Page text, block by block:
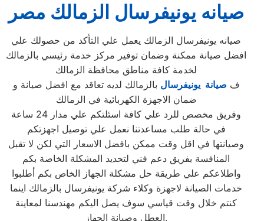
صيانه يونيفرسال الزمالك مصر
صيانه يونيفرسال الزمالك يعمل علي التأكد من حصولك علي
افضل صيانة ممكنة وضمان توفير مركز خدمة رئيسي بالزمالك
لخدمة كافة مناطق محافظة الزمالك
ف صيانة يونيفرسال بالزمالك لديه تعاقد مع افضل صيانة و
ضمان الاجهزة الكهربائية في الزمالك
وفريق مخصص للرد علي كافة اسئلتكم علي مدار 24 ساعة
في حالة طلب مساعدتنا نعمل علي توصيل اجهزتكم
وصيانتها في اقل وقت ممكن بافضل الاسعار التي لكن لا تقبل
المنافسة بفريق دعم فني لتحديد المشكلة الخاصة بكم
واطلاعكم علي طريقة حل مشكلة الجهاز الخاص بكم أطلبوا
خدمات الصيانة لاجهزة وكلاء شركة يونيفرسال بالزمالك اينما
كنتم خلال وقت قياسي سوف يصل اليكم مهندسنا لمعاينة
العطل وصيانة الجهاز.